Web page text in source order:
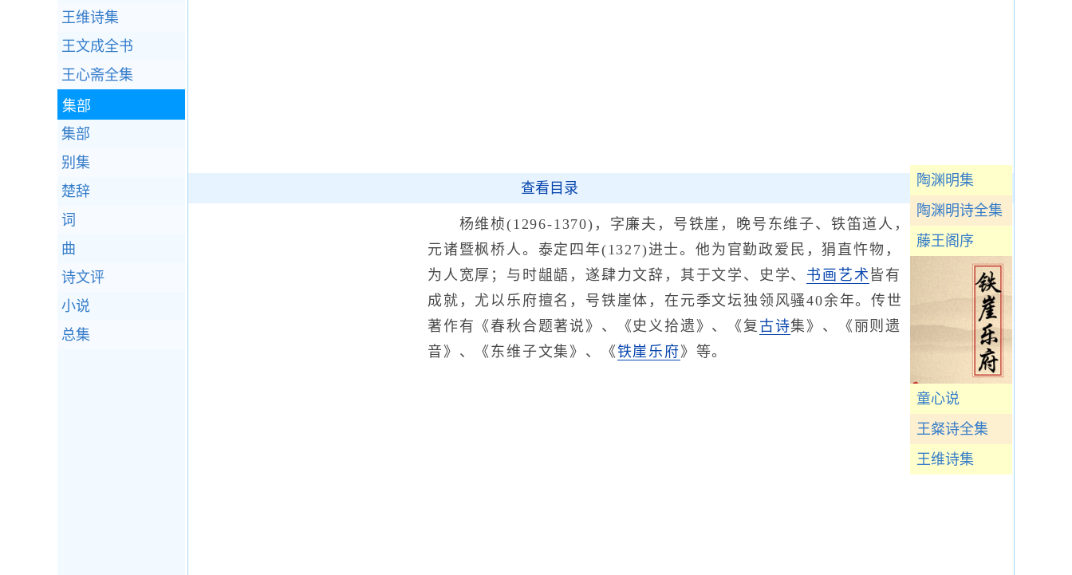
陶渊明集
陶渊明诗全集
藤王阁序
童心说
王粲诗全集
王维诗集
查看目录
杨维桢(1296-1370)，字廉夫，号铁崖，晚号东维子、铁笛道人，
元诸暨枫桥人。泰定四年(1327)进士。他为官勤政爱民，狷直忤物，
为人宽厚；与时龃龉，遂肆力文辞，其于文学、史学、 书画 艺术 皆有
成就，尤以乐府擅名，号铁崖体，在元季文坛独领风骚40余年。传世
著作有《春秋合题著说》、《史义拾遗》、《复 古诗集》、《丽则遗
音》、《东维子文集》、《铁崖乐府》等。
王维诗集
王文成全书
王心斋全集
集部
集部
别集
楚辞
词
曲
诗文评
小说
总集